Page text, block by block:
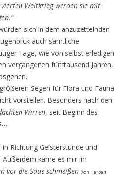
Weltkrieg werden sie mit
sich in dem anzuzettelnden
auch sämtliche
Tage, wie von selbst erledigen
vergangenen fünftausend Jahren,
Segen für Flora und Fauna
vorstel­len. Besonders nach den
Wirren, seit Beginn des
Richtung Geisterstunde und
Außerdem käme es mir im
vor die Säue schmeißen (Von Herbert